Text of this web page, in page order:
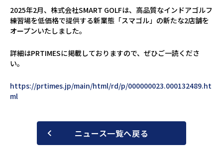
2025年2月、株式会社SMART GOLFは、高品質なインドアゴルフ
練習場を低価格で提供する新業態「スマゴル」の新たな2店舗を
オープンいたしました。
詳細はPRTIMESに掲載しておりますので、ぜひご一読くださ
い。
https://prtimes.jp/main/html/rd/p/000000023.000132489.ht
ml
ニュース一覧へ戻る